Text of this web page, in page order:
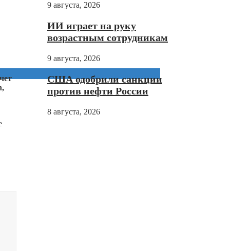
9 августа, 2026
ИИ играет на руку
возрастным сотрудникам
9 августа, 2026
США одобрили санкции
против нефти России
8 августа, 2026